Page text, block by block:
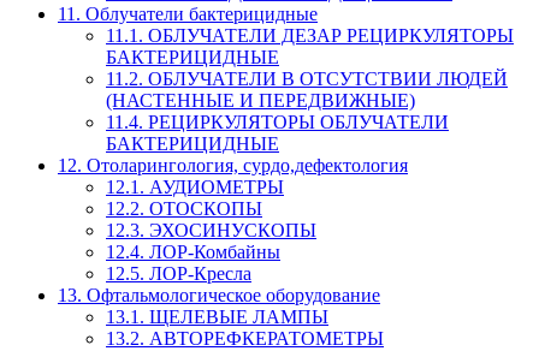
11. Облучатели бактерицидные
11.1. ОБЛУЧАТЕЛИ ДЕЗАР РЕЦИРКУЛЯТОРЫ
БАКТЕРИЦИДНЫЕ
11.2. ОБЛУЧАТЕЛИ В ОТСУТСТВИИ ЛЮДЕЙ
(НАСТЕННЫЕ И ПЕРЕДВИЖНЫЕ)
11.4. РЕЦИРКУЛЯТОРЫ ОБЛУЧАТЕЛИ
БАКТЕРИЦИДНЫЕ
12. Отоларингология, сурдо,дефектология
12.1. АУДИОМЕТРЫ
12.2. ОТОСКОПЫ
12.3. ЭХОСИНУСКОПЫ
12.4. ЛОР-Комбайны
12.5. ЛОР-Кресла
13. Офтальмологическое оборудование
13.1. ЩЕЛЕВЫЕ ЛАМПЫ
13.2. АВТОРЕФКЕРАТОМЕТРЫ